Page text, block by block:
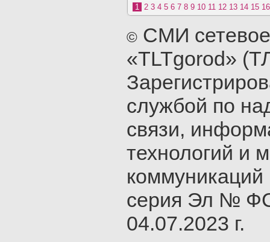
1 2 3 4 5 6 7 8 9 10 11 12 13 14 15 16
© СМИ
«TLTgorod»
службой по
связи,
технологий и
серия Эл №
04.07.2023 г.